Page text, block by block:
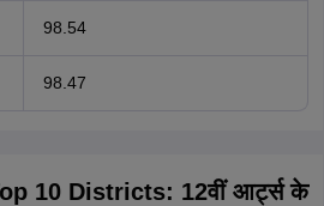
98.54
98.47
10 Districts: 12वीं आर्ट्स के